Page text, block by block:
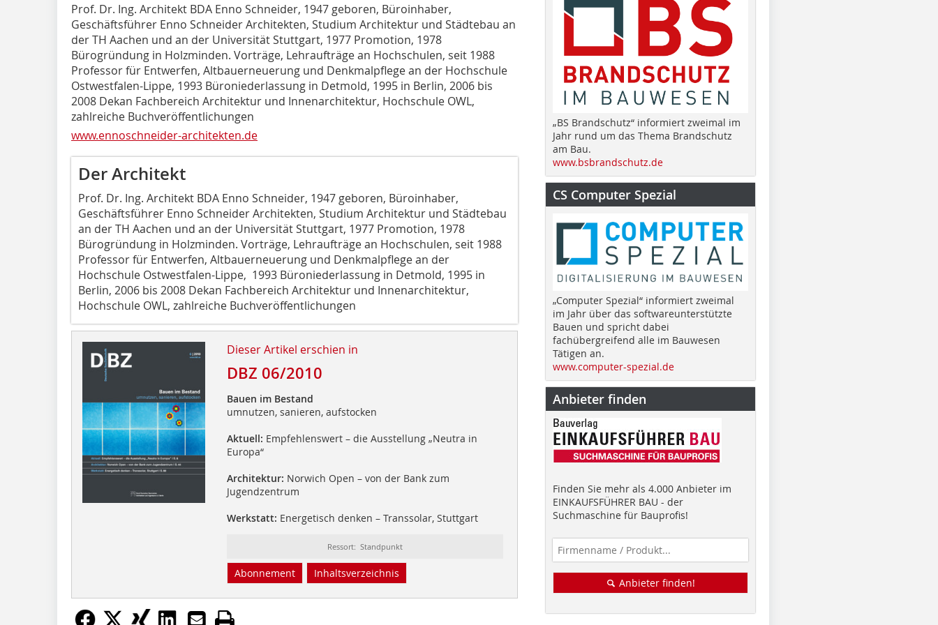
Prof. Dr. Ing. Architekt BDA Enno Schneider, 1947 geboren, Büroinhaber,
Geschäftsführer Enno Schneider Architekten, Studium Architektur und Städtebau an
der TH Aachen und an der Universität Stuttgart, 1977 Promotion, 1978
Bürogründung in Holzminden. Vorträge, Lehraufträge an Hochschulen, seit 1988
Professor für Entwerfen, Altbauerneuerung und Denkmalpflege an der Hochschule
Ostwestfalen-Lippe, 1993 Büroniederlassung in Detmold, 1995 in Berlin, 2006 bis
2008 Dekan Fachbereich Architektur und Innenarchitektur, Hochschule OWL,
zahlreiche Buchveröffentlichungen
www.ennoschneider-architekten.de
Der Architekt
Prof. Dr. Ing. Architekt BDA Enno Schneider, 1947 geboren, Büroinhaber,
Geschäftsführer Enno Schneider Architekten, Studium Architektur und Städtebau
an der TH Aachen und an der Universität Stuttgart, 1977 Promotion, 1978
Bürogründung in Holzminden. Vorträge, Lehraufträge an Hochschulen, seit 1988
Professor für Entwerfen, Altbauerneuerung und Denkmalpflege an der
Hochschule Ostwestfalen-Lippe, 1993 Büroniederlassung in Detmold, 1995 in
Berlin, 2006 bis 2008 Dekan Fachbereich Architektur und Innenarchitektur,
Hochschule OWL, zahlreiche Buchveröffentlichungen
Dieser Artikel erschien in
DBZ 06/2010
Bauen im Bestand
umnutzen, sanieren, aufstocken
Aktuell: Empfehlenswert – die Ausstellung „Neutra in
Europa“
Architektur: Norwich Open – von der Bank zum
Jugendzentrum
Werkstatt: Energetisch denken – Transsolar, Stuttgart
Ressort: Standpunkt
Abonnement Inhaltsverzeichnis
„BS Brandschutz“ informiert zweimal im
Jahr rund um das Thema Brandschutz
am Bau.
www.bsbrandschutz.de
CS Computer Spezial
„Computer Spezial“ informiert zweimal
im Jahr über das softwareunterstützte
Bauen und spricht dabei
fachübergreifend alle im Bauwesen
Tätigen an.
www.computer-spezial.de
Anbieter finden
Finden Sie mehr als 4.000 Anbieter im
EINKAUFSFÜHRER BAU - der
Suchmaschine für Bauprofis!
Anbieter finden!